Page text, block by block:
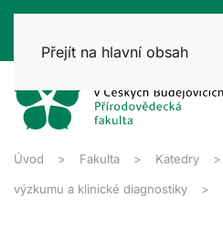
Přejít na hlavní obsah
Úvod Fakulta Katedry
výzkumu a klinické diagnostiky